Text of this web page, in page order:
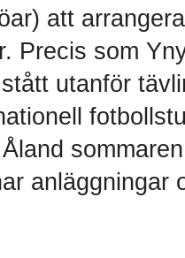
att
Precis som
utanför
anläggningar